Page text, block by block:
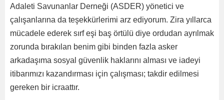
Adaleti Savunanlar Derneği (ASDER) yönetici ve
çalışanlarına da teşekkürlerimi arz ediyorum. Zira yıllarca
mücadele ederek sırf eşi baş örtülü diye ordudan ayrılmak
zorunda bırakılan benim gibi binden fazla asker
arkadaşıma sosyal güvenlik haklarını alması ve iadeyi
itibarımızı kazandırması için çalışması; takdir edilmesi
gereken bir icraattır.